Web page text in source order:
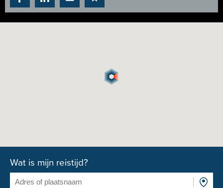
Wat is mijn reistijd?